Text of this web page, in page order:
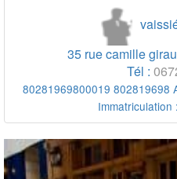
35 rue camille
Tél :
80281969800019 802819698